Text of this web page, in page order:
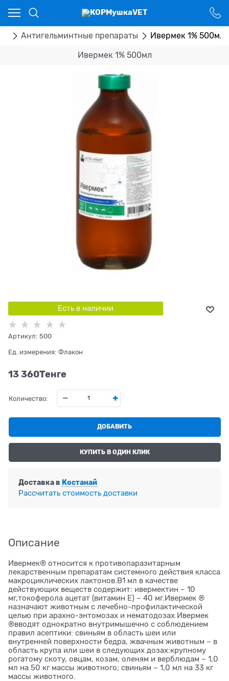
Антигельминтные препараты Ивермек 1% 500мл
Ивермек 1% 500мл
Есть в наличии
Артикул: 500
Ед. измерения: Флакон
13 360Tенге
Количество:
ДОБАВИТЬ
КУПИТЬ В ОДИН КЛИК
Доставка в Костанай
Рассчитать стоимость доставки
Описание
Ивермек® относится к противопаразитарным
лекарственным препаратам системного действия класса
макроциклических лактонов.В1 мл в качестве
действующих веществ содержит: ивермектин – 10
мг,токоферола ацетат (витамин Е) – 40 мг.Ивермек ®
назначают животным с лечебно-профилактической
целью при арахно-энтомозах и нематодозах.Ивермек
®вводят однократно внутримышечно с соблюдением
правил асептики: свиньям в область шеи или
внутренней поверхности бедра, жвачным животным – в
область крупа или шеи в следующих дозах:крупному
рогатому скоту, овцам, козам, оленям и верблюдам – 1,0
мл на 50 кг массы животного; свиньям – 1,0 мл на 33 кг
массы животного.
Ваш город - Костанай,
угадали?